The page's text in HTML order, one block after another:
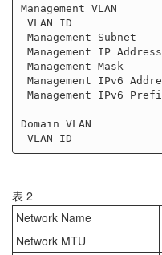
Management VLAN
Domain VLAN
表 2
Network Name
Network MTU